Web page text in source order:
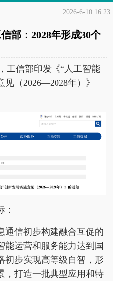
2026-6-10 16:23
部：2028年形成30个
工信部印发《“人工智能
（2026—2028年）》
：
通信初步构建融合互促的
能运营和服务能力达到国
初步实现高等级自智，形
，打造一批典型应用和特